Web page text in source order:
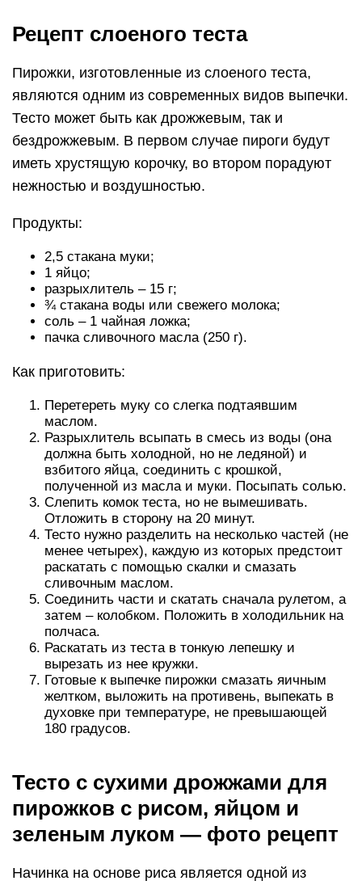
Рецепт слоеного теста
Пирожки, изготовленные из слоеного теста,
являются одним из современных видов выпечки.
Тесто может быть как дрожжевым, так и
бездрожжевым. В первом случае пироги будут
иметь хрустящую корочку, во втором порадуют
нежностью и воздушностью.
Продукты:
2,5 стакана муки;
1 яйцо;
разрыхлитель – 15 г;
¾ стакана воды или свежего молока;
соль – 1 чайная ложка;
пачка сливочного масла (250 г).
Как приготовить:
Перетереть муку со слегка подтаявшим
маслом.
Разрыхлитель всыпать в смесь из воды (она
должна быть холодной, но не ледяной) и
взбитого яйца, соединить с крошкой,
полученной из масла и муки. Посыпать солью.
Слепить комок теста, но не вымешивать.
Отложить в сторону на 20 минут.
Тесто нужно разделить на несколько частей (не
менее четырех), каждую из которых предстоит
раскатать с помощью скалки и смазать
сливочным маслом.
Соединить части и скатать сначала рулетом, а
затем – колобком. Положить в холодильник на
полчаса.
Раскатать из теста в тонкую лепешку и
вырезать из нее кружки.
Готовые к выпечке пирожки смазать яичным
желтком, выложить на противень, выпекать в
духовке при температуре, не превышающей
180 градусов.
Тесто с сухими дрожжами для
пирожков с рисом, яйцом и
зеленым луком — фото рецепт
Начинка на основе риса является одной из